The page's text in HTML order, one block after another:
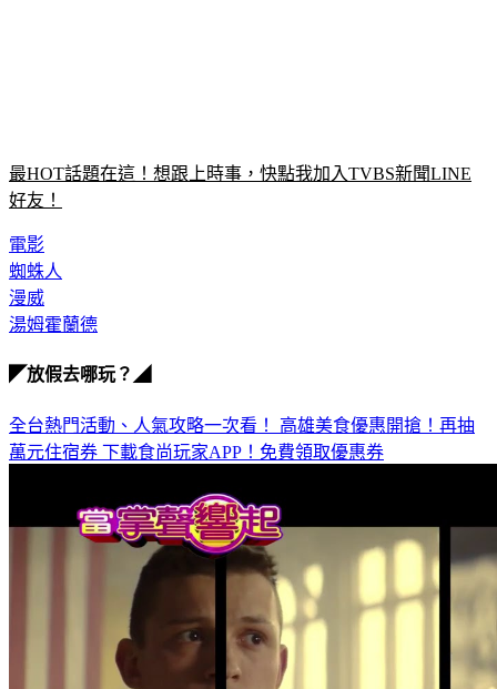
最HOT話題在這！想跟上時事，快點我加入TVBS新聞LINE
好友！
電影
蜘蛛人
漫威
湯姆霍蘭德
◤放假去哪玩？◢
全台熱門活動、人氣攻略一次看！ 高雄美食優惠開搶！再抽
萬元住宿券 下載食尚玩家APP！免費領取優惠券